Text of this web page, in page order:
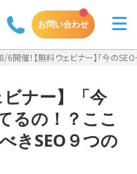
お問い合わせ
8/6開催！【無料ウェビナー】「今の
ナー】「今
るの！？ここ
きSEO９つの